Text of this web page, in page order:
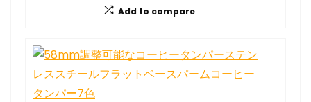
Add to compare